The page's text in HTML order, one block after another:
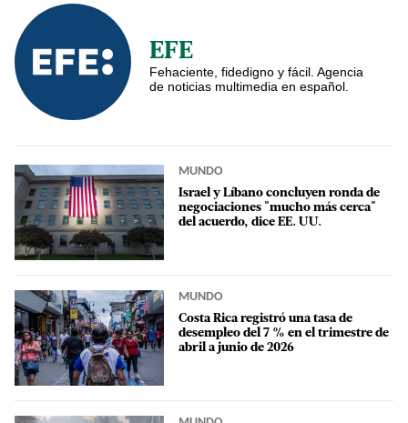
EFE
Fehaciente, fidedigno y fácil. Agencia
de noticias multimedia en español.
MUNDO
Israel y Líbano concluyen ronda de
negociaciones "mucho más cerca"
del acuerdo, dice EE. UU.
MUNDO
Costa Rica registró una tasa de
desempleo del 7 % en el trimestre de
abril a junio de 2026